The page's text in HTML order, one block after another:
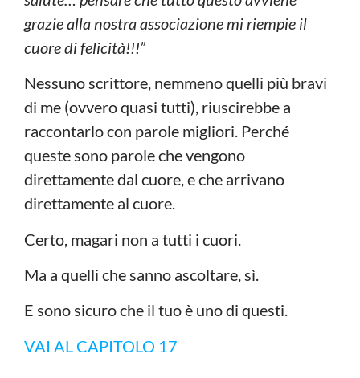
grazie alla nostra associazione mi riempie il
cuore di felicità!!!”
Nessuno scrittore, nemmeno quelli più bravi
di me (ovvero quasi tutti), riuscirebbe a
raccontarlo con parole migliori. Perché
queste sono parole che vengono
direttamente dal cuore, e che arrivano
direttamente al cuore.
Certo, magari non a tutti i cuori.
Ma a quelli che sanno ascoltare, sì.
E sono sicuro che il tuo è uno di questi.
VAI AL CAPITOLO 17